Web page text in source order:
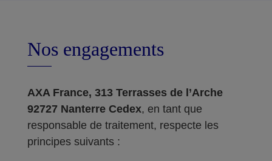
Nos engagements
AXA France, 313 Terrasses de l’Arche
92727 Nanterre Cedex, en tant que
responsable de traitement, respecte les
principes suivants :